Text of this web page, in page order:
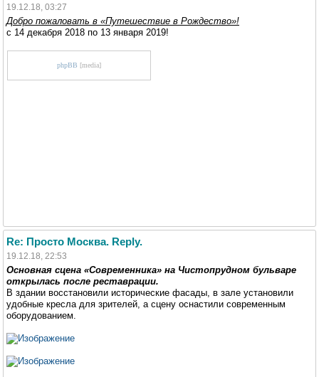
19.12.18, 03:27
Добро пожаловать в «Путешествие в Рождество»!
с 14 декабря 2018 по 13 января 2019!
phpBB [media]
Re: Просто Москва. Reply.
19.12.18, 22:53
Основная сцена «Современника» на Чистопрудном бульваре
открылась после реставрации.
В здании восстановили исторические фасады, в зале установили
удобные кресла для зрителей, а сцену оснастили современным
оборудованием.